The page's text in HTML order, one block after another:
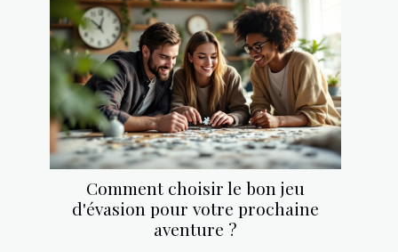
Comment choisir le bon jeu
d'évasion pour votre prochaine
aventure ?